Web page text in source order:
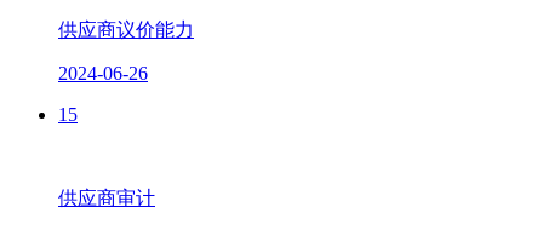
供应商议价能力
2024-06-26
15
供应商审计